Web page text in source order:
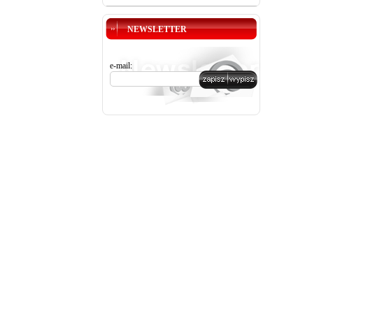
NEWSLETTER
e-mail: